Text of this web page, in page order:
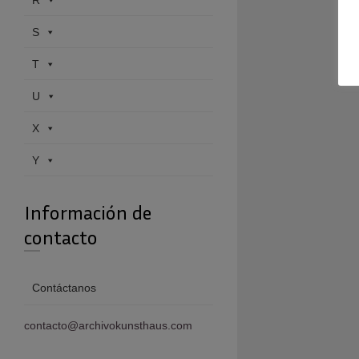
S
T
U
X
Y
Información de
contacto
Contáctanos
contacto@archivokunsthaus.com